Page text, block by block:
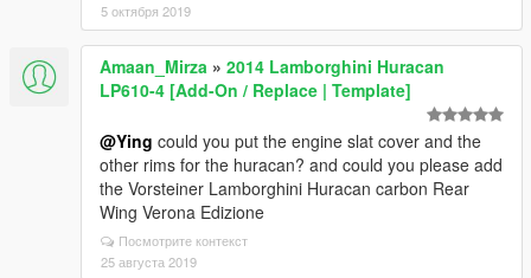
5 октября 2019
Amaan_Mirza » 2014 Lamborghini Huracan
LP610-4 [Add-On / Replace | Template]
@Ying could you put the engine slat cover and the
other rims for the huracan? and could you please add
the Vorsteiner Lamborghini Huracan carbon Rear
Wing Verona Edizione
Посмотрите контекст
25 августа 2019